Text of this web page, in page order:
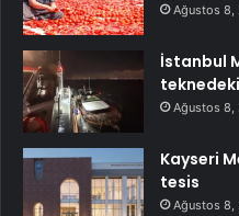
Ağustos 8,
İstanbul
Ağustos 8,
Kayseri
tesis
Ağustos 8,